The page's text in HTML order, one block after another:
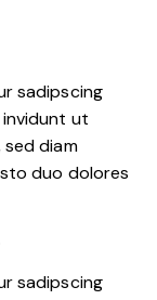
sadipscing
ut
diam
duo dolores
sadipscing